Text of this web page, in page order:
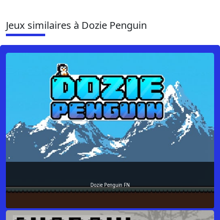
Jeux similaires à Dozie Penguin
Dozie Penguin FN